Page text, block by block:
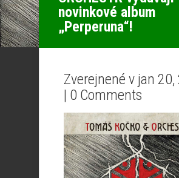
novinkové album
„Perperuna“!
Zverejnené v jan
| 0 Comments